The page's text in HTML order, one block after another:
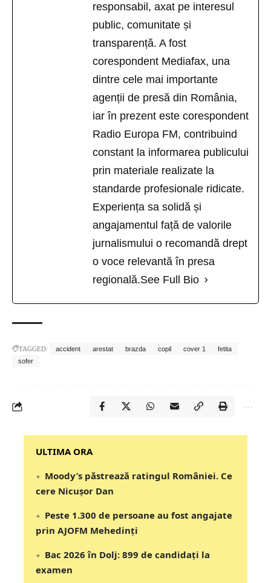
responsabil, axat pe interesul
public, comunitate și
transparență. A fost
corespondent Mediafax, una
dintre cele mai importante
agenții de presă din România,
iar în prezent este corespondent
Radio Europa FM, contribuind
constant la informarea publicului
prin materiale realizate la
standarde profesionale ridicate.
Experiența sa solidă și
angajamentul față de valorile
jurnalismului o recomandă drept
o voce relevantă în presa
regională.See Full Bio
TAGGED: accident arestat brazda copil cover 1
fetita
sofer
‎‎‎‎‎‎‎ULTIMA ORA
Moody’s păstrează ratingul României. Ce
cere Nicușor Dan
Peste 1.300 de persoane au fost angajate
prin AJOFM Mehedinți
Bac 2026 în Dolj: 899 de candidați la
examen